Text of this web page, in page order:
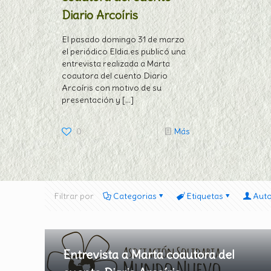
Diario Arcoíris
El pasado domingo 31 de marzo
el periódico Eldia.es publicó una
entrevista realizada a Marta
coautora del cuento Diario
Arcoíris con motivo de su
presentación y […]
0 Más
Filtrar por Categorias Etiquetas
Entrevista a Marta coautora del